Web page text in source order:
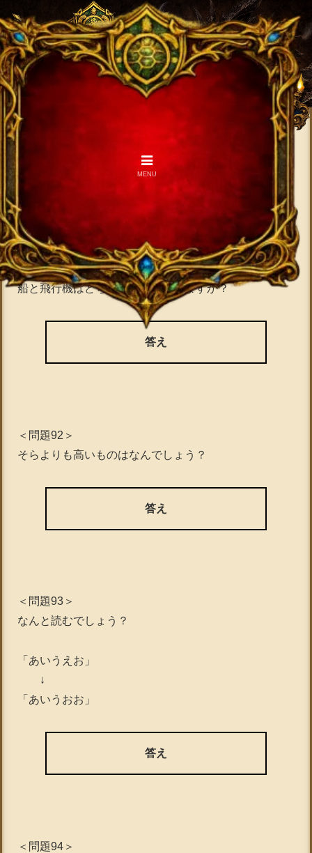
【なぞなぞ】船と飛行機はどち
らが先に出発する？（他91～
100問）
2020.04.23 2020.04.30
＜問題91＞
船と飛行機はどちらが先に出発しますか？
答え
＜問題92＞
そらよりも高いものはなんでしょう？
答え
＜問題93＞
なんと読むでしょう？
「あいうえお」
↓
「あいうおお」
答え
＜問題94＞
MENU